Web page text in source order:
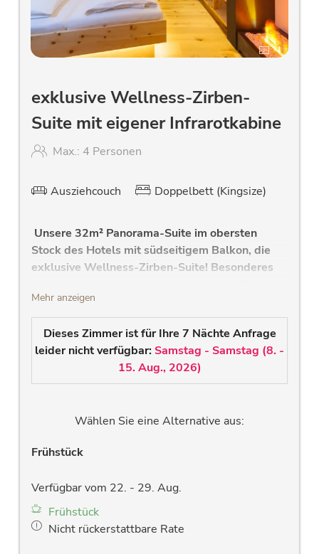
4
exklusive Wellness-Zirben-
Suite mit eigener Infrarotkabine
Max.: 4 Personen
Ausziehcouch Doppelbett (Kingsize)
Unsere 32m² Panorama-Suite im obersten
Stock des Hotels mit südseitigem Balkon, die
exklusive Wellness-Zirben-Suite! Besonderes
auf die 3000er der Hohen Tauern und die eigene
Infrarotkabine im Badezimmer.
Großer Wohn- und Schlafbereich
hochwertiges Zirbenbett
ausziehbares Sofa
großes südseitiges Panoramafenster &
3000er Gipfel und unseren "Hohen
eigene Infrarotkabine
Waschtisch und großem Spiegel, W-Lan
Radio, Handtuchtrockner
Mehr anzeigen
Dieses Zimmer ist für Ihre 7 Nächte Anfrage
leider nicht verfügbar: Samstag - Samstag (8. -
15. Aug., 2026)
Wählen Sie eine Alternative aus:
Frühstück
Verfügbar vom 22. - 29. Aug.
Frühstück
Nicht rückerstattbare Rate